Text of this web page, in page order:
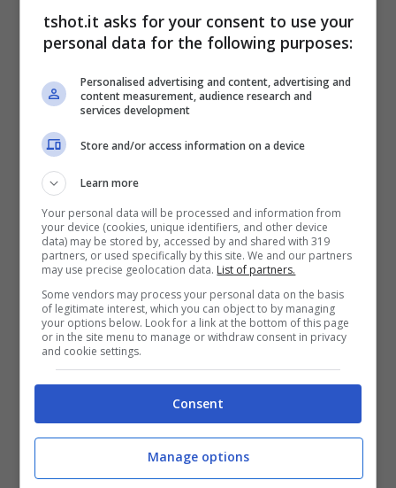
del St.Pauli. Qualcosa sembrerebbe essere
promozione l’HSVè scivolato piano piano
addirittura in quinta posizione, negandosi
i playoff promozione. Per un club come
Amburgoquesta situazione, che perdura
da qualche anno, è inaccettabile, motivo per
il qualela società si sarebbe decisa a dare
una volta e per tutte una scossa
all’ambiente programmando una
rivoluzione che partirà dall’allenatore.
Steffen Baumgart non guiderà l’HSV nella
prossima stagione, motivo per il qualela
tshot.it asks for your consent to use your
personal data for the following purposes:
Personalised advertising and content, advertising and
content measurement, audience research and
services development
Store and/or access information on a device
Learn more
Your personal data will be processed and information from
your device (cookies, unique identifiers, and other device
data) may be stored by, accessed by and shared with 319
partners, or used specifically by this site. We and our partners
may use precise geolocation data. List of partners.
Some vendors may process your personal data on the basis
of legitimate interest, which you can object to by managing
your options below. Look for a link at the bottom of this page
or in the site menu to manage or withdraw consent in privacy
and cookie settings.
Consent
Manage options